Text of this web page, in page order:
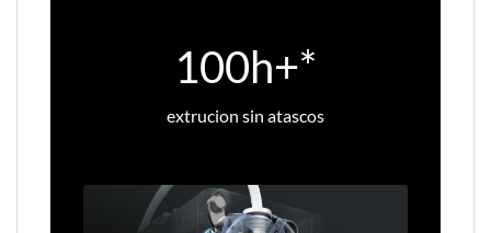
100h+*
extrucion sin atascos